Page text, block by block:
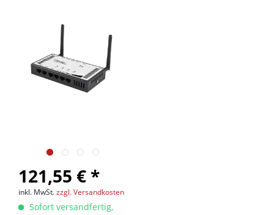
121,55 € *
inkl. MwSt.zzgl. Versandkosten
Sofort versandfertig,